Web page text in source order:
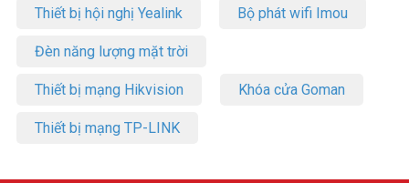
Thiết bị hội nghị Yealink Bộ phát wifi Imou
Đèn năng lượng mặt trời
Thiết bị mạng Hikvision Khóa cửa Goman
Thiết bị mạng TP-LINK